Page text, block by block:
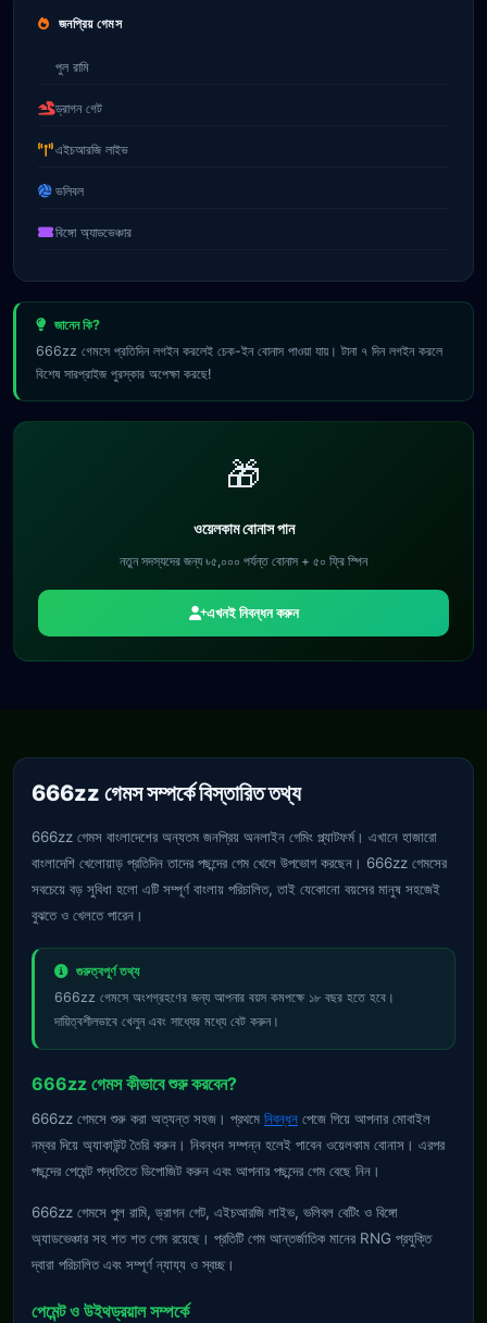
জনপ্রিয় গেমস
পুল রামি
ড্রাগন গেট
এইচআরজি লাইভ
ভলিবল
বিঙ্গো অ্যাডভেঞ্চার
জানেন কি?
666zz গেমসে প্রতিদিন লগইন করলেই চেক-ইন বোনাস পাওয়া যায়। টানা ৭ দিন লগইন করলে
বিশেষ সারপ্রাইজ পুরস্কার অপেক্ষা করছে!
🎁
ওয়েলকাম বোনাস পান
নতুন সদস্যদের জন্য ৳৫,০০০ পর্যন্ত বোনাস + ৫০ ফ্রি স্পিন
এখনই নিবন্ধন করুন
666zz গেমস সম্পর্কে বিস্তারিত তথ্য
666zz গেমস বাংলাদেশের অন্যতম জনপ্রিয় অনলাইন গেমিং প্ল্যাটফর্ম। এখানে হাজারো
বাংলাদেশি খেলোয়াড় প্রতিদিন তাদের পছন্দের গেম খেলে উপভোগ করছেন। 666zz গেমসের
সবচেয়ে বড় সুবিধা হলো এটি সম্পূর্ণ বাংলায় পরিচালিত, তাই যেকোনো বয়সের মানুষ সহজেই
বুঝতে ও খেলতে পারেন।
গুরুত্বপূর্ণ তথ্য
666zz গেমসে অংশগ্রহণের জন্য আপনার বয়স কমপক্ষে ১৮ বছর হতে হবে।
দায়িত্বশীলভাবে খেলুন এবং সাধ্যের মধ্যে বেট করুন।
666zz গেমস কীভাবে শুরু করবেন?
666zz গেমসে শুরু করা অত্যন্ত সহজ। প্রথমে নিবন্ধন পেজে গিয়ে আপনার মোবাইল
নম্বর দিয়ে অ্যাকাউন্ট তৈরি করুন। নিবন্ধন সম্পন্ন হলেই পাবেন ওয়েলকাম বোনাস। এরপর
পছন্দের পেমেন্ট পদ্ধতিতে ডিপোজিট করুন এবং আপনার পছন্দের গেম বেছে নিন।
666zz গেমসে পুল রামি, ড্রাগন গেট, এইচআরজি লাইভ, ভলিবল বেটিং ও বিঙ্গো
অ্যাডভেঞ্চার সহ শত শত গেম রয়েছে। প্রতিটি গেম আন্তর্জাতিক মানের RNG প্রযুক্তি
দ্বারা পরিচালিত এবং সম্পূর্ণ ন্যায্য ও স্বচ্ছ।
পেমেন্ট ও উইথড্রয়াল সম্পর্কে